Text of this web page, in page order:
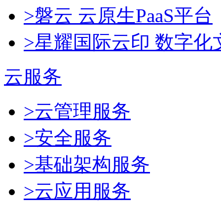
>磐云 云原生PaaS平台
>星耀国际云印 数字化
云服务
>云管理服务
>安全服务
>基础架构服务
>云应用服务